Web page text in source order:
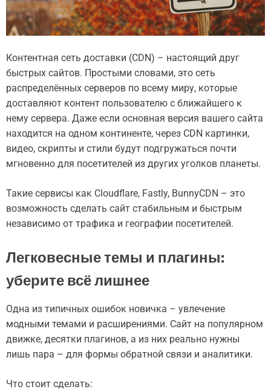
Контентная сеть доставки (CDN) – настоящий друг
быстрых сайтов. Простыми словами, это сеть
распределённых серверов по всему миру, которые
доставляют контент пользователю с ближайшего к
нему сервера. Даже если основная версия вашего сайта
находится на одном континенте, через CDN картинки,
видео, скрипты и стили будут подгружаться почти
мгновенно для посетителей из других уголков планеты.
Такие сервисы как Cloudflare, Fastly, BunnyCDN – это
возможность сделать сайт стабильным и быстрым
независимо от трафика и географии посетителей.
Легковесные темы и плагины:
уберите всё лишнее
Одна из типичных ошибок новичка – увлечение
модными темами и расширениями. Сайт на популярном
движке, десятки плагинов, а из них реально нужны
лишь пара – для формы обратной связи и аналитики.
Что стоит сделать: